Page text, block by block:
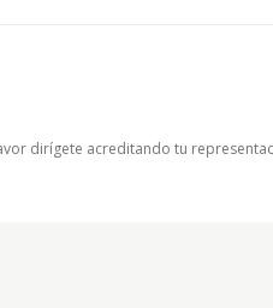
dirígete acreditando tu